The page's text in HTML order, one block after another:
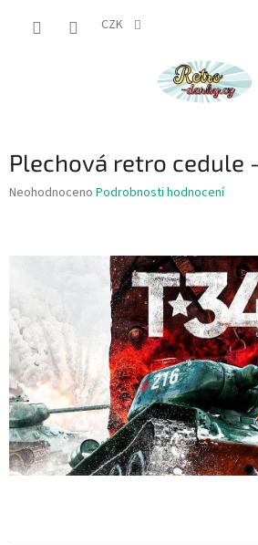
CZK
Plechová retro cedule
Průměrné
0,0
hvězdiček.
Neohodnoceno Podrobnosti hodnocení